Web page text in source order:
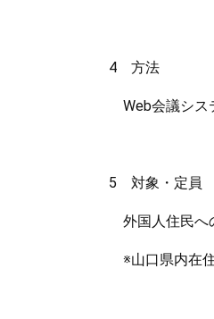
4 方法
Web会議シス
5 対象・定員
外国人住民へ
※山口県内在